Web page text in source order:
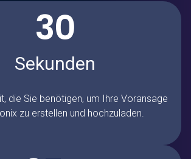
30
Sekunden
die Sie benötigen, um Ihre Voransage
zu erstellen und hochzuladen.